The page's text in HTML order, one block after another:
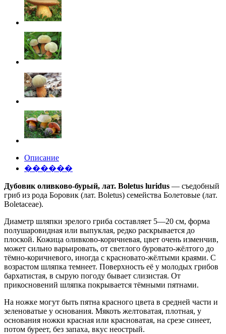
Описание
������
Дубовик оливково-бурый, лат. Boletus luridus — съедобный
гриб из рода Боровик (лат. Boletus) семейства Болетовые (лат.
Boletaceae).
Диаметр шляпки зрелого гриба составляет 5—20 см, форма
полушаровидная или выпуклая, редко раскрывается до
плоской. Кожица оливково-коричневая, цвет очень изменчив,
может сильно варьировать, от светлого буровато-жёлтого до
тёмно-коричневого, иногда с красновато-жёлтыми краями. С
возрастом шляпка темнеет. Поверхность её у молодых грибов
бархатистая, в сырую погоду бывает слизистая. От
прикосновений шляпка покрывается тёмными пятнами.
На ножке могут быть пятна красного цвета в средней части и
зеленоватые у основания. Мякоть желтоватая, плотная, у
основания ножки красная или красноватая, на срезе синеет,
потом буреет, без запаха, вкус неострый.